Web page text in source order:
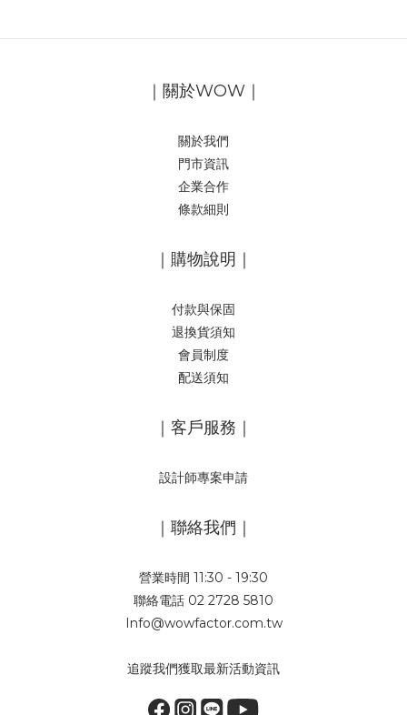
｜關於WOW｜
關於我們
門市資訊
企業合作
條款細則
｜購物說明｜
付款與保固
退換貨須知
會員制度
配送須知
｜客戶服務｜
設計師專案申請
｜聯絡我們｜
營業時間 11:30 - 19:30
聯絡電話 02 2728 5810
Info@wowfactor.com.tw
追蹤我們獲取最新活動資訊